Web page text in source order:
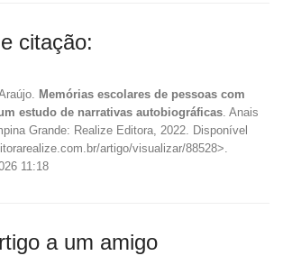
citação:
Memórias escolares de pessoas com
estudo de narrativas autobiográficas . Anais
Grande: Realize Editora, 2022. Disponível
artigo/visualizar/88528>.
11:18
a um amigo